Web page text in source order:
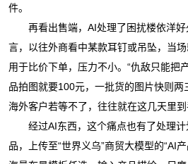
件。
再看出售端，AI处理了困扰楼依洋好
言，以往外商看中某款耳钉或吊坠，当
用于比价下单，压力不小。“仇敌只能把
品拍图就要100元，一批货的图片快则两
海外客户若等不了，往往就在这几天里到
经过AI东西，这个痛点也有了处理计
品，上传至“世界义乌”商贸大模型的“AI